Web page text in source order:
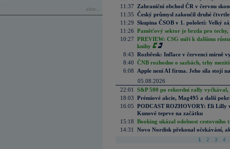
více...
11:37
Zahraniční obchod ČR v červnu
11:35 Český průmysl zakončil druhé
11:29 Skupina ČSOB v 1. pololetí: Velký
11:26 Paměťový sektor je brzda pro techy,
10:27 PREVIEW: CSG míří k dalšímu
knihy
8:43 Rozbřesk: Inflace v červenci mírně
8:40 ČNB rozhodne o sazbách, trhy
6:08
Apple není AI firma. Jeho síla stojí
05.08.2026
22:01
S&P 500 po rekordní rally vyčkával,
18:03 Prémiové akcie, Mag495 a další
16:05 PODCAST ROZHOVORY: Eli Lilly
Kunové teprve na začátku
15:18 Booking ukázal odolnost cestovního
14:31
Novo Nordisk překonal očekávání,
1 2 3 4